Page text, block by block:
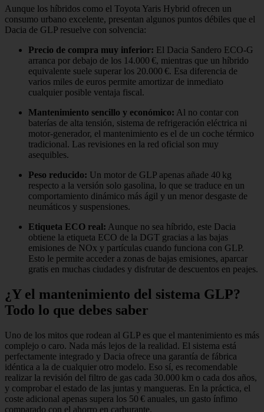
Aunque los híbridos como el Toyota Yaris Hybrid ofrecen un
consumo urbano excelente, presentan algunos puntos débiles que el
Dacia de GLP resuelve con solvencia:
Precio de compra muy inferior: El Dacia Sandero ECO‑G
arranca por debajo de los 14.000 €, mientras que un híbrido
equivalente suele superar los 20.000 €. Esa diferencia de
varios miles de euros permite amortizar de inmediato
cualquier posible ventaja fiscal.
Mantenimiento sencillo y económico: Al no contar con
baterías de alta tensión, sistema de refrigeración eléctrica ni
motor-generador, el mantenimiento es el de un coche térmico
tradicional. Las revisiones en la red oficial son muy
asequibles.
Peso reducido: Un motor de GLP apenas añade 40 kg
respecto a la versión solo gasolina, lo que se traduce en un
comportamiento dinámico más ágil y un menor desgaste de
neumáticos y suspensiones.
Etiqueta ECO real: Aunque no sea híbrido, este Dacia
obtiene la etiqueta ECO de la DGT gracias a las bajas
emisiones de NOx y partículas cuando funciona con GLP.
Esto le permite acceder a zonas de bajas emisiones, aparcar
gratis en muchas ciudades y disfrutar de descuentos en peajes.
¿Y el mantenimiento del sistema GLP?
Todo lo que debes saber
Uno de los mitos que rodean al GLP es que el mantenimiento es más
complejo o caro. Nada más lejos de la realidad. El sistema está
perfectamente integrado y Dacia ofrece una garantía de fábrica
idéntica a la de cualquier otro modelo. Eso sí, es recomendable
realizar la revisión del filtro de gas cada 30.000 km o cada dos años,
y comprobar el estado de las juntas y mangueras. En la práctica, el
coste adicional apenas supera los 50 € anuales, un gasto ínfimo
comparado con el ahorro en carburante.